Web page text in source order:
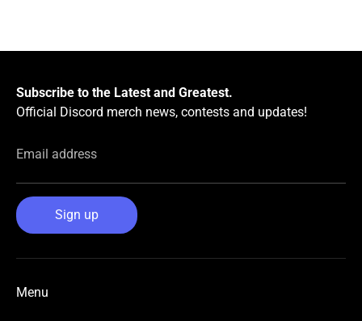
Subscribe to the Latest and Greatest.
Official Discord merch news, contests and updates!
Email address
Sign up
Menu